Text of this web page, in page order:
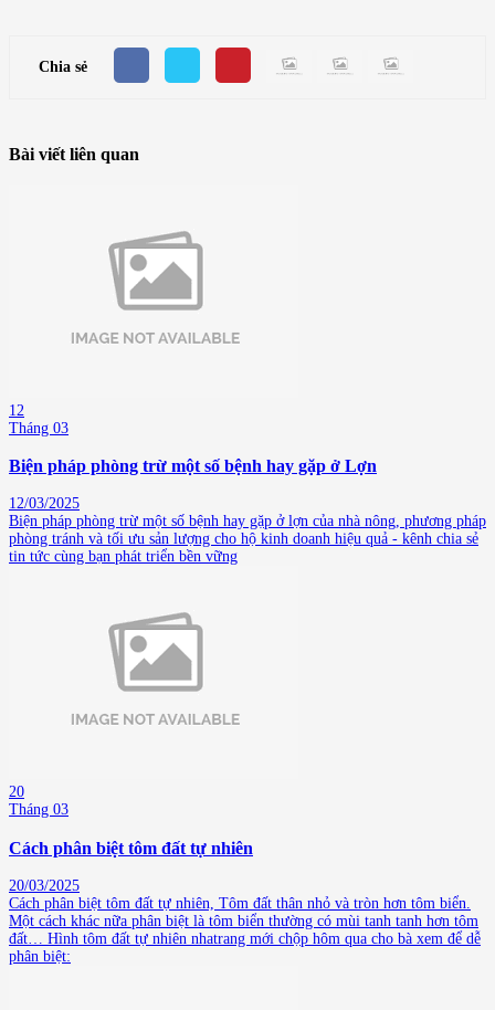
Chia sẻ
Bài viết liên quan
12
Tháng 03
Biện pháp phòng trừ một số bệnh hay gặp ở Lợn
12/03/2025
Biện pháp phòng trừ một số bệnh hay gặp ở lợn của nhà nông, phương pháp
phòng tránh và tối ưu sản lượng cho hộ kinh doanh hiệu quả - kênh chia sẻ
tin tức cùng bạn phát triển bền vững
20
Tháng 03
Cách phân biệt tôm đất tự nhiên
20/03/2025
Cách phân biệt tôm đất tự nhiên, Tôm đất thân nhỏ và tròn hơn tôm biển.
Một cách khác nữa phân biệt là tôm biển thường có mùi tanh tanh hơn tôm
đất… Hình tôm đất tự nhiên nhatrang mới chộp hôm qua cho bà xem để dễ
phân biệt: